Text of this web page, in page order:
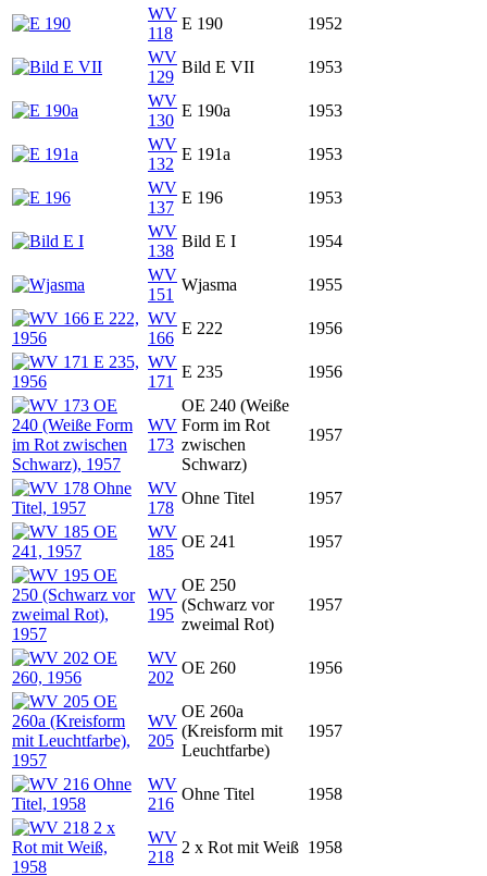
WV
118
E 190
1952
WV
129
Bild E VII
1953
WV
130
E 190a
1953
WV
132
E 191a
1953
WV
137
E 196
1953
WV
138
Bild E I
1954
WV
151
Wjasma
1955
WV
166
E 222
1956
WV
171
E 235 1956
WV
173
OE 240 (Weiße
Form im Rot
zwischen
Schwarz)
1957
WV
178
Ohne Titel
1957
WV
185
OE 241 1957
WV
195
OE 250
(Schwarz vor
zweimal Rot)
1957
WV
202
OE 260 1956
WV
205
OE 260a
(Kreisform mit
Leuchtfarbe)
1957
WV
216
Ohne Titel 1958
WV
218
2 x Rot mit Weiß 1958